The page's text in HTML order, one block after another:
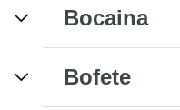
Bocaina
Bofete